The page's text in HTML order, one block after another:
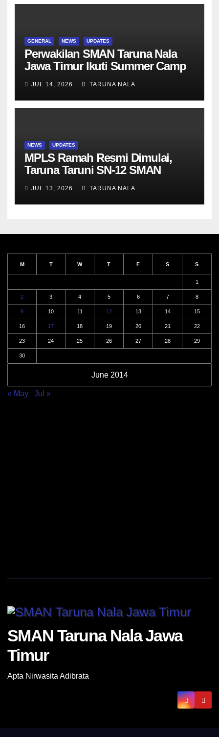
GENERAL NEWS UPDATES
Perwakilan SMAN Taruna Nala
Jawa Timur Ikuti Summer Camp
JUL 14, 2026 TARUNA NALA
NEWS UPDATES
MPLS Ramah Resmi Dimulai,
Taruna Taruni SN-12 SMAN
Menjalani Tahun Ajaran Baru
JUL 13, 2026 TARUNA NALA
June 2014
M T W T F S S
1
2 3 4 5 6 7 8
9 10 11 12 13 14 15
16 17 18 19 20 21 22
23 24 25 26 27 28 29
30
« May Jul »
SMAN Taruna Nala Jawa
Timur
Apta Nirwasita Adibrata